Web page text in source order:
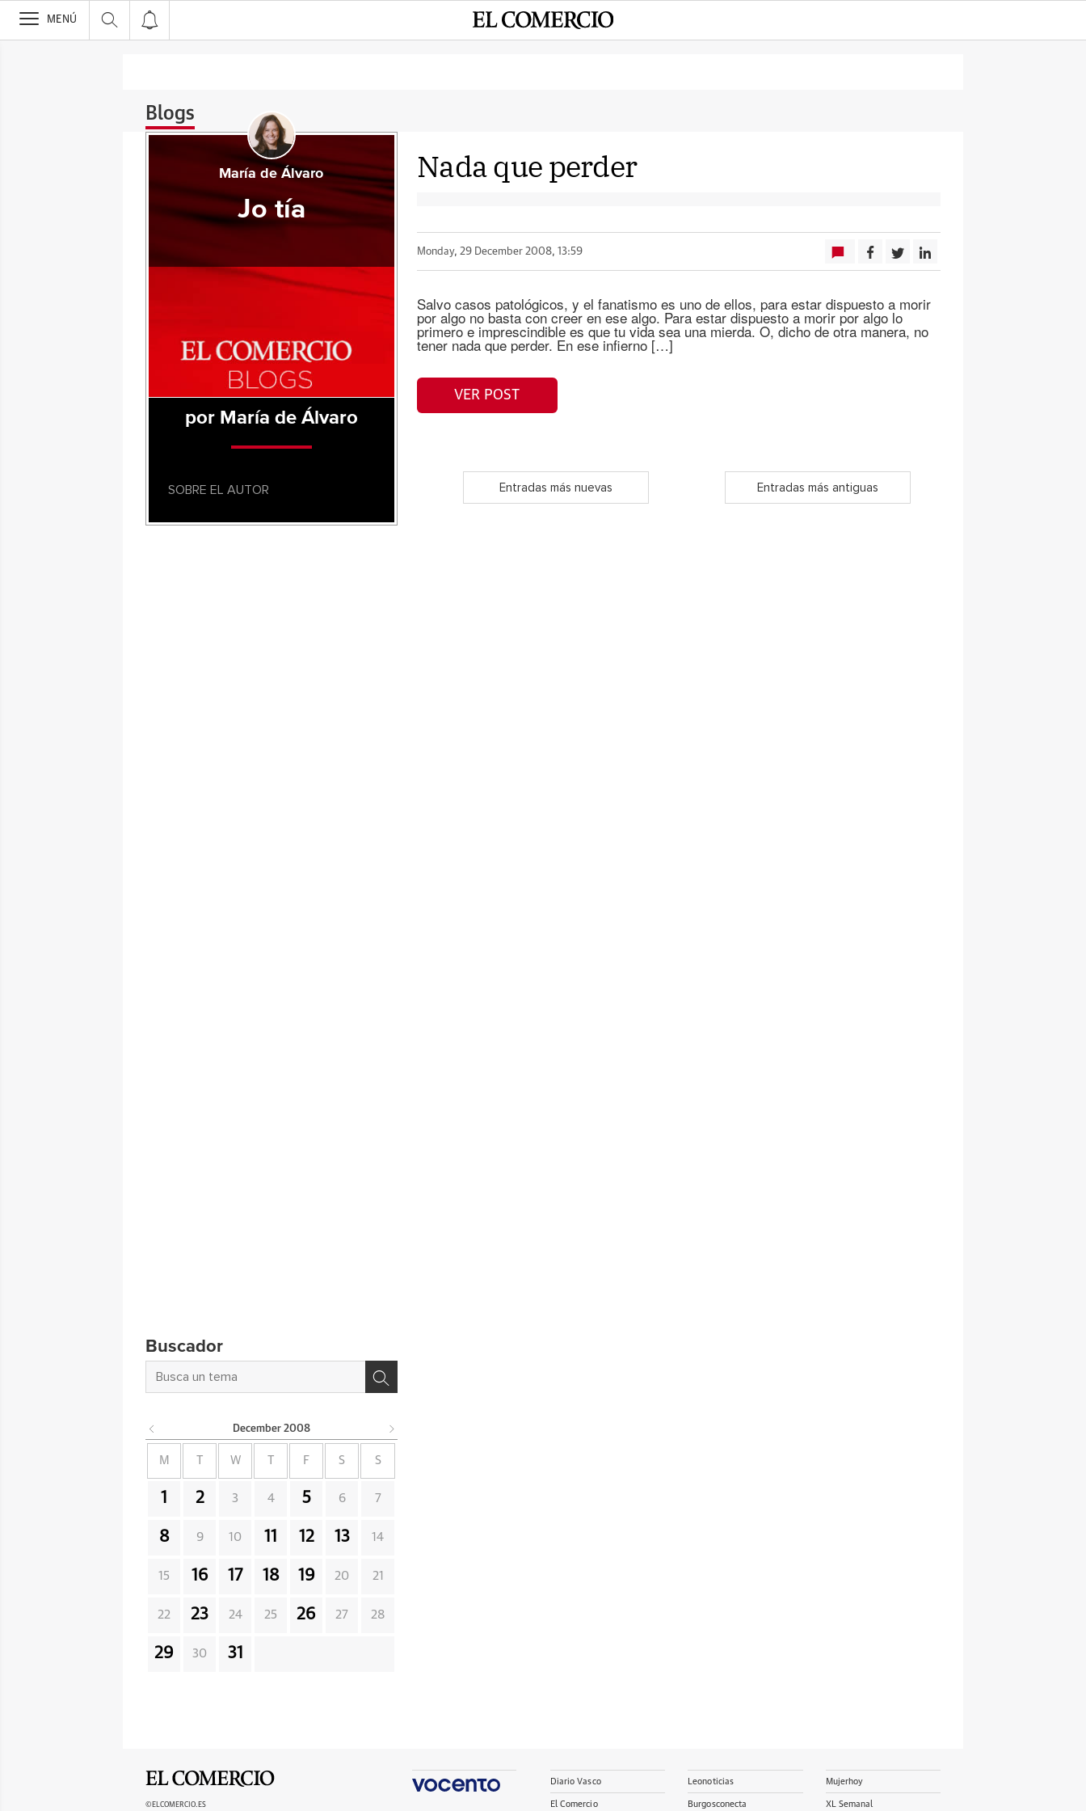
>
MENÚ
Blogs
Nada que perder
Monday, 29 December 2008, 13:59
Salvo casos patológicos, y el fanatismo es uno de ellos, para estar dispuesto a morir
por algo no basta con creer en ese algo. Para estar dispuesto a morir por algo lo
primero e imprescindible es que tu vida sea una mierda. O, dicho de otra manera, no
tener nada que perder. En ese infierno […]
VER POST
Entradas más nuevas Entradas más antiguas
María de Álvaro
Jo tía
por María de Álvaro
SOBRE EL AUTOR
Buscador
December 2008
M W F S S
1 2 3 4 5 6 7
8 9 10 11 12 13 14
15 16 17 18 19 20 21
22 23 24 25 26 27 28
29 30 31
©ELCOMERCIO.ES
Diario Vasco
El Comercio
Leonoticias
Burgosconecta
Mujerhoy
XL Semanal